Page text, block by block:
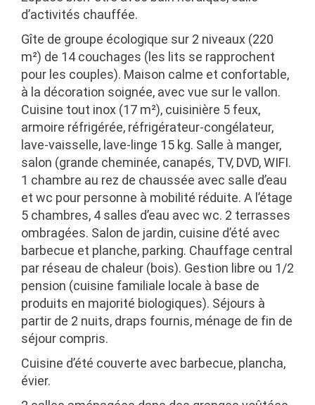
d’activités chauffée.
Gîte de groupe écologique sur 2 niveaux (220
m²) de 14 couchages (les lits se rapprochent
pour les couples). Maison calme et confortable,
à la décoration soignée, avec vue sur le vallon.
Cuisine tout inox (17 m²), cuisinière 5 feux,
armoire réfrigérée, réfrigérateur-congélateur,
lave-vaisselle, lave-linge 15 kg. Salle à manger,
salon (grande cheminée, canapés, TV, DVD, WIFI.
1 chambre au rez de chaussée avec salle d’eau
et wc pour personne à mobilité réduite. A l’étage
5 chambres, 4 salles d’eau avec wc. 2 terrasses
ombragées. Salon de jardin, cuisine d’été avec
barbecue et planche, parking. Chauffage central
par réseau de chaleur (bois). Gestion libre ou 1/2
pension (cuisine familiale locale à base de
produits en majorité biologiques). Séjours à
partir de 2 nuits, draps fournis, ménage de fin de
séjour compris.
Cuisine d’été couverte avec barbecue, plancha,
évier.